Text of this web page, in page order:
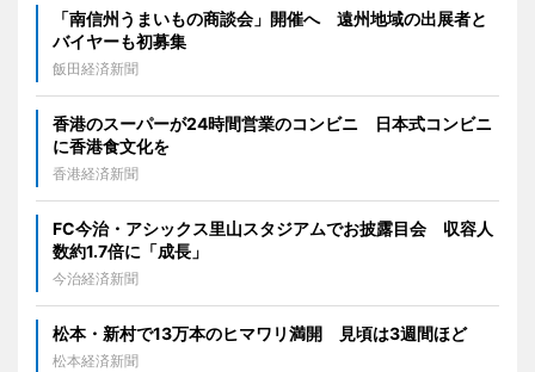
「南信州うまいもの商談会」開催へ 遠州地域の出展者と
バイヤーも初募集
飯田経済新聞
香港のスーパーが24時間営業のコンビニ 日本式コンビニ
に香港食文化を
香港経済新聞
FC今治・アシックス里山スタジアムでお披露目会 収容人
数約1.7倍に「成長」
今治経済新聞
松本・新村で13万本のヒマワリ満開 見頃は3週間ほど
松本経済新聞